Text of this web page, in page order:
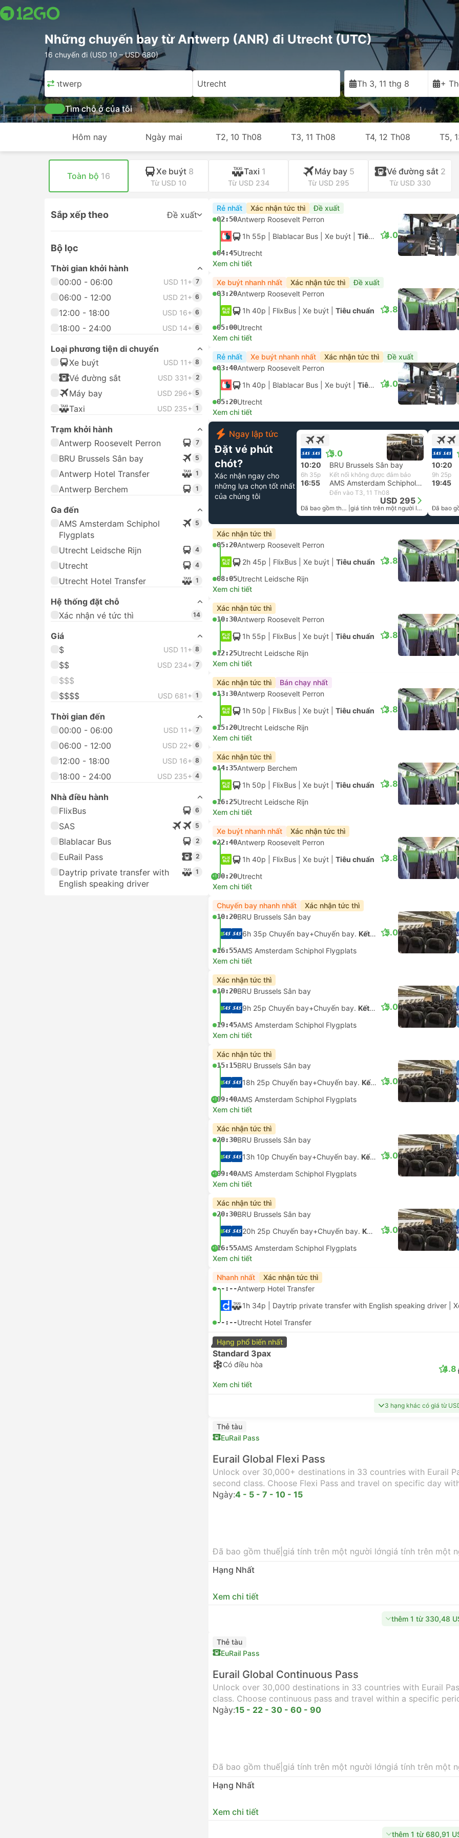
Những chuyến bay từ Antwerp (ANR) đi Utrecht (UTC)
16 chuyến đi (USD 10 – USD 680)
Antwerp Utrecht Th 3, 11 thg 8 +
Tìm chỗ ở của tôi
Hôm nay Ngày mai T2, 10 Th08 T3, 11 Th08 T4, 12 Th08 T5,
Toàn bộ 16 Xe buýt 8
Từ USD 10
Taxi 1
Từ USD 234
Máy bay 5
Từ USD 295
Vé đường sắt 2
Từ USD 330
Sắp xếp theo Đề xuất
Bộ lọc
Thời gian khởi hành
00:00 - 06:00
USD 11+ 7
06:00 - 12:00 USD 21+ 6
12:00 - 18:00 USD 16+ 6
18:00 - 24:00 USD 14+ 6
Loại phương tiện di chuyển
Xe buýt
USD 11+ 8
Vé đường sắt USD 331+ 2
Máy bay USD 296+ 5
Taxi USD 235+ 1
Trạm khởi hành
Antwerp Roosevelt Perron
7
BRU Brussels Sân bay 5
Antwerp Hotel Transfer 1
Antwerp Berchem 1
Ga đến
AMS Amsterdam Schiphol
Flygplats
5
Utrecht Leidsche Rijn 4
Utrecht 4
Utrecht Hotel Transfer 1
Hệ thống đặt chỗ
Xác nhận vé tức thì
14
Giá
$
USD 11+ 8
$$ USD 234+ 7
$$$
$$$$
USD 681+ 1
Thời gian đến
00:00 - 06:00
USD 11+ 7
06:00 - 12:00 USD 22+ 6
12:00 - 18:00 USD 16+ 8
18:00 - 24:00 USD 235+ 4
Nhà điều hành
FlixBus
6
SAS 5
Blablacar Bus 2
EuRail Pass 2
Daytrip private transfer with
English speaking driver
1
Rẻ nhất Xác nhận tức thì Đề xuất
02:50Antwerp Roosevelt Perron
1h 55p | Blablacar Bus Xe buýt Tiêu chuẩn có điều hòa
04:45Utrecht
4.0
Xem chi tiết
Xe buýt nhanh nhất Xác nhận tức thì Đề xuất
03:20Antwerp Roosevelt Perron
1h 40p | FlixBus Xe buýt Tiêu chuẩn
05:00Utrecht
3.8
Xem chi tiết
Rẻ nhất Xe buýt nhanh nhất Xác nhận tức thì Đề xuất
03:40Antwerp Roosevelt Perron
1h 40p | Blablacar Bus Xe buýt Tiêu chuẩn có điều hòa
05:20Utrecht
4.0
Xem chi tiết
Ngay lập tức
Đặt vé phút
chót?
Xác nhận ngay cho
những lựa chọn tốt nhất
của chúng tôi
5.0
+1
10:20 BRU Brussels Sân bay
6h 35p Kết nối không được đảm bảo
16:55 AMS Amsterdam Schiphol Flygplats
Đến vào T3, 11 Th08
USD 295
Đã bao gồm thuế | giá tính trên một người lớn
10:20
9h 25p
19:45
Xác nhận tức thì
05:20Antwerp Roosevelt Perron
2h 45p | FlixBus Xe buýt Tiêu chuẩn
08:05Utrecht Leidsche Rijn
3.8
Xem chi tiết
Xác nhận tức thì
10:30Antwerp Roosevelt Perron
1h 55p | FlixBus Xe buýt Tiêu chuẩn
12:25Utrecht Leidsche Rijn
3.8
Xem chi tiết
Xác nhận tức thì Bán chạy nhất
13:30Antwerp Roosevelt Perron
1h 50p | FlixBus Xe buýt Tiêu chuẩn
15:20Utrecht Leidsche Rijn
3.8
Xem chi tiết
Xác nhận tức thì
14:35Antwerp Berchem
1h 50p | FlixBus Xe buýt Tiêu chuẩn
16:25Utrecht Leidsche Rijn
3.8
Xem chi tiết
Xe buýt nhanh nhất Xác nhận tức thì
22:40Antwerp Roosevelt Perron
1h 40p | FlixBus Xe buýt Tiêu chuẩn
+100:20Utrecht
3.8
Xem chi tiết
Chuyến bay nhanh nhất Xác nhận tức thì
10:20BRU Brussels Sân bay
6h 35p Chuyến bay+Chuyến bay. Kết nối không được đảm bảo
16:55AMS Amsterdam Schiphol Flygplats
5.0
Xem chi tiết
Xác nhận tức thì
10:20BRU Brussels Sân bay
9h 25p Chuyến bay+Chuyến bay. Kết nối không được đảm bảo
19:45AMS Amsterdam Schiphol Flygplats
5.0
Xem chi tiết
Xác nhận tức thì
15:15BRU Brussels Sân bay
18h 25p Chuyến bay+Chuyến bay. Kết nối không được đảm bảo
+109:40AMS Amsterdam Schiphol Flygplats
5.0
Xem chi tiết
Xác nhận tức thì
20:30BRU Brussels Sân bay
13h 10p Chuyến bay+Chuyến bay. Kết nối không được đảm bảo
+109:40AMS Amsterdam Schiphol Flygplats
5.0
Xem chi tiết
Xác nhận tức thì
20:30BRU Brussels Sân bay
20h 25p Chuyến bay+Chuyến bay. Kết nối không được đảm bảo
+116:55AMS Amsterdam Schiphol Flygplats
5.0
Xem chi tiết
Nhanh nhất Xác nhận tức thì
--:--Antwerp Hotel Transfer
1h 34p | Daytrip private transfer with English speaking driver
--:--Utrecht Hotel Transfer
Hạng phổ biến nhất
Standard 3pax
Có điều hòa
Xem chi tiết
4.8
3 hạng khác có giá từ
Thẻ tàu
EuRail Pass
Eurail Global Flexi Pass
Unlock over 30,000+ destinations in 33 countries with Eurail
second class. Choose Flexi Pass and travel on specific day
Ngày:4 - 5 - 7 - 10 - 15
Đã bao gồm thuế giá tính trên một người lớngiá tính trên một
Hạng Nhất
Xem chi tiết
thêm 1 từ 330,48
Thẻ tàu
EuRail Pass
Eurail Global Continuous Pass
Unlock over 30,000 destinations in 33 countries with Eurail
class. Choose continuous pass and travel within a specific
Ngày:15 - 22 - 30 - 60 - 90
Đã bao gồm thuế giá tính trên một người lớngiá tính trên một
Hạng Nhất
Xem chi tiết
thêm 1 từ 680,91